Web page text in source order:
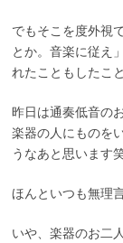
でもそこを度外視
とか。音楽に従え
れたこともしたこ
昨日は通奏低音の
楽器の人にものを
うなあと思います笑
ほんといつも無理
いや、楽器のお二